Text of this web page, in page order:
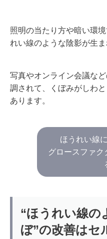
照明の当たり方や暗い環
れい線のような陰影が生ま
写真やオンライン会議な
調されて、くぼみがしわ
あります。
ほうれい線
グロースファク
“ほうれい線の
ぼ”の改善はセ